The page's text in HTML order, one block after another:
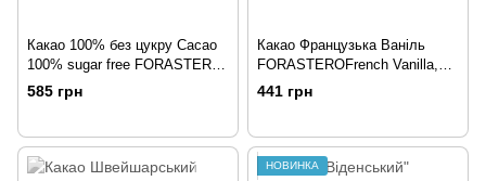
Какао 100% без цукру Cacao
100% sugar free FORASTERO,
600г
585 грн
Какао Французька Ваніль
FORASTEROFrench Vanilla,
1кг
441 грн
НОВИНКА